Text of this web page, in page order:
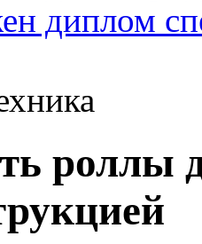
диплом
роллы